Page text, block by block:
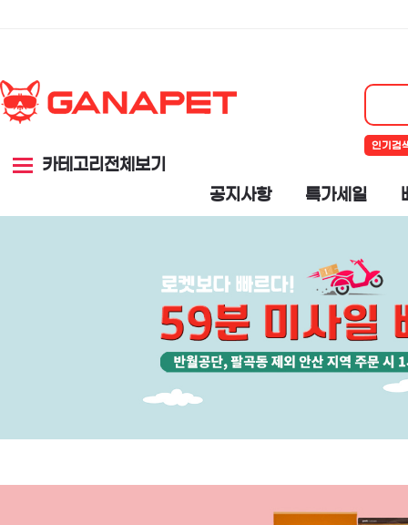
카테고리전체보기
인기검
공지사항 특가세일